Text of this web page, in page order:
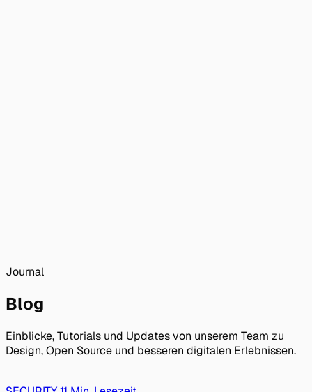
Journal
Blog
Einblicke, Tutorials und Updates von unserem Team zu
Design, Open Source und besseren digitalen Erlebnissen.